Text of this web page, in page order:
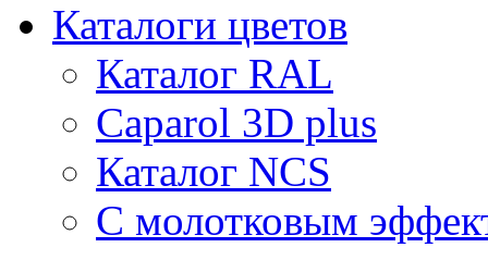
Каталоги цветов
Каталог RAL
Caparol 3D plus
Каталог NCS
С молотковым